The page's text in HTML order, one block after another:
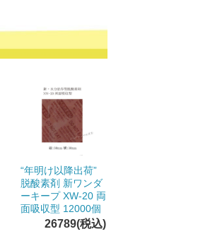
“年明け以降出荷”
脱酸素剤 新ワンダ
ーキープ XW-20 両
面吸収型 12000個
26789(税込)